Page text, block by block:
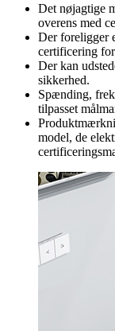
Det nøjagtige
overens med
Der foreligger
certificering
Der kan
sikkerhed.
Spænding,
tilpasset
model, de